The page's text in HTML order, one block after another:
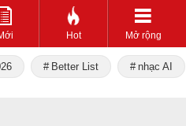
Hot Mở rộng
Better List nhạc AI